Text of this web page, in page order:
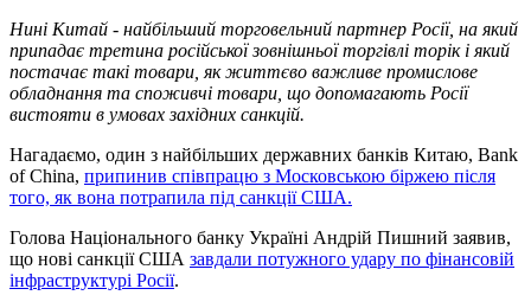
Нині Китай - найбільший торговельний партнер Росії, на який
припадає третина російської зовнішньої торгівлі торік і який
постачає такі товари, як життєво важливе промислове
обладнання та споживчі товари, що допомагають Росії
вистояти в умовах західних санкцій.
Нагадаємо, один з найбільших державних банків Китаю, Bank
of China, припинив співпрацю з Московською біржею після
того, як вона потрапила під санкції США.
Голова Національного банку Україні Андрій Пишний заявив,
що нові санкції США завдали потужного удару по фінансовій
інфраструктурі Росії.